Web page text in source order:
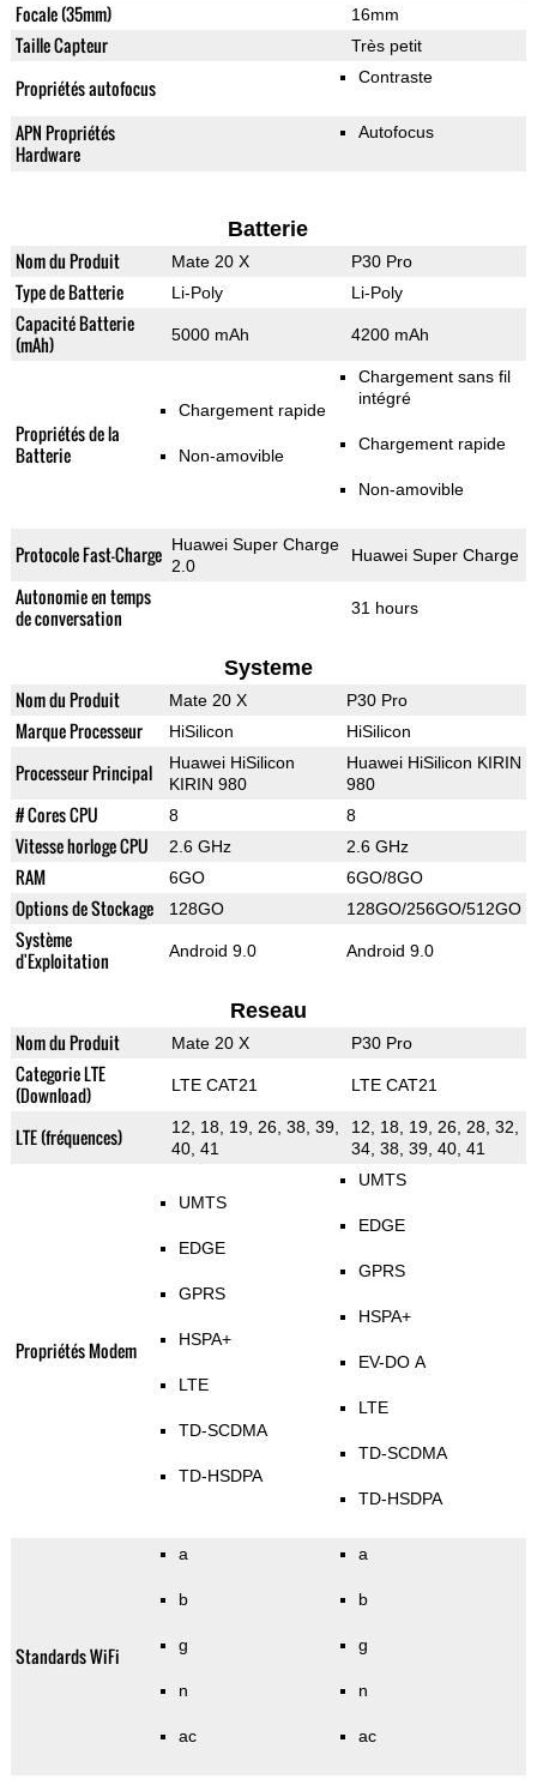
Focale (35mm) 16mm
Taille Capteur Très petit
Propriétés autofocus Contraste
APN Propriétés
Hardware
Autofocus
Batterie
Nom du Produit Mate 20 X P30 Pro
Type de Batterie Li-Poly Li-Poly
Capacité Batterie
(mAh)
5000 mAh 4200 mAh
Propriétés de la
Batterie
Chargement rapide
Non-amovible
Chargement sans fil
intégré
Chargement rapide
Non-amovible
Protocole Fast-Charge Huawei Super Charge
2.0
Huawei Super Charge
Autonomie en temps
de conversation
31 hours
Systeme
Nom du Produit Mate 20 X P30 Pro
Marque Processeur HiSilicon HiSilicon
Processeur Principal
Huawei HiSilicon
KIRIN 980
Huawei HiSilicon KIRIN
980
# Cores CPU 8 8
Vitesse horloge CPU 2.6 GHz 2.6 GHz
RAM 6GO 6GO/8GO
Options de Stockage 128GO 128GO/256GO/512GO
Système
d'Exploitation
Android 9.0 Android 9.0
Reseau
Nom du Produit Mate 20 X P30 Pro
Categorie LTE
(Download)
LTE CAT21 LTE CAT21
LTE (fréquences)
12, 18, 19, 26, 38, 39,
40, 41
12, 18, 19, 26, 28, 32,
34, 38, 39, 40, 41
Propriétés Modem
UMTS
EDGE
GPRS
HSPA+
LTE
TD-SCDMA
TD-HSDPA
UMTS
EDGE
GPRS
HSPA+
EV-DO A
LTE
TD-SCDMA
TD-HSDPA
Standards WiFi
a
b
g
n
ac
a
b
g
n
ac